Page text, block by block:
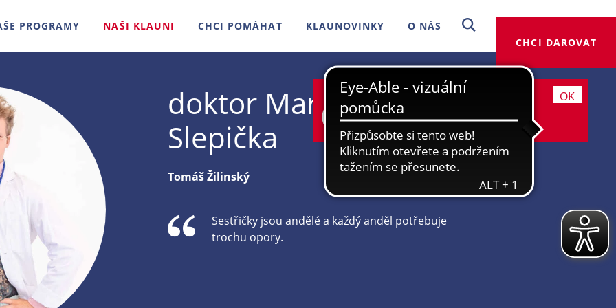
CHCI DAROVAT
PROGRAMY NAŠI KLAUNI CHCI POMÁHAT KLAUNOVINKY O NÁS
doktor Marcel
Slepička
Tomáš Žilinský
Sestřičky jsou andělé a každý anděl potřebuje
trochu opory.
Bude se vám tady líbit, díky
cookies to můžeme slíbit.
informací
OK